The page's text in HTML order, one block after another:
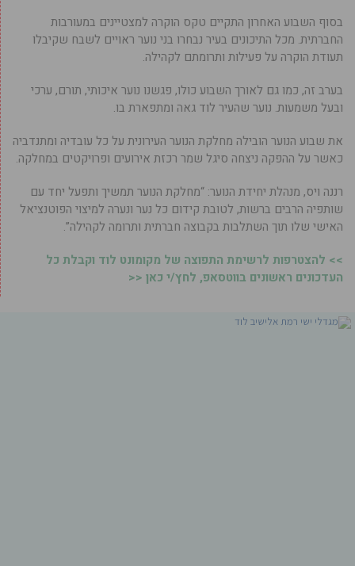
בסוף השבוע האחרון התקיים טקס הוקרה למצטיינים במעורבות
החברתית. מכל התיכונים בעיר נבחרו בני נוער ראויים לשבח שקיבלו
תעודת הוקרה על פעילות ותרומתם לקהילה.
בערב זה, כמו גם לאורך השבוע כולו, פגשנו נוער איכותי, תורם, ערכי
ובעל משמעות. נוער שהעיר לוד גאה ומתפארת בו.
את שבוע הנוער הובילה מחלקת הנוער העירונית על כל עובדיה ומתנדביה
כאשר על ההפקה ניצחה סיגל שמר רכזת אירועים ופרויקטים במחלקה.
רננה ויס, מנהלת יחידת הנוער: “מחלקת הנוער תמשיך ותפעל יחד עם
שותפיה הרבים ברשות, לטובת קידום כל נער ונערה למיצוי הפוטנציאל
האישי שלו תוך השתלבות בקבוצה חברתית ותרומה לקהילה”.
>> להצטרפות לרשימת התפוצה של מקומונט לוד וקבלת כל
העדכונים ראשונים בווטסאפ, לחץ/י כאן <<